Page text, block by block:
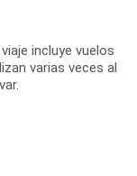
incluye vuelos
varias veces al